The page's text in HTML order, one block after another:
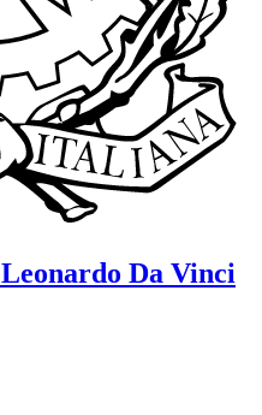
Leonardo Da Vinci